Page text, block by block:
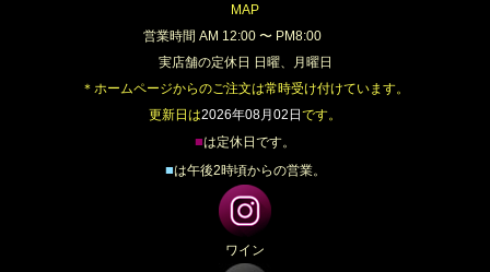
MAP
営業時間 AM 12:00 〜 PM8:00
実店舗の定休日 日曜、月曜日
＊ホームページからのご注文は常時受け付けています。
更新日は2026年08月02日です。
■は定休日です。
■は午後2時頃からの営業。
ワイン